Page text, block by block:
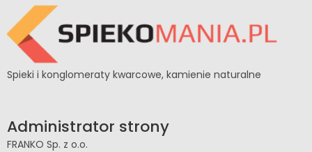
Spieki i konglomeraty kwarcowe, kamienie naturalne
Administrator strony
FRANKO Sp. z o.o.